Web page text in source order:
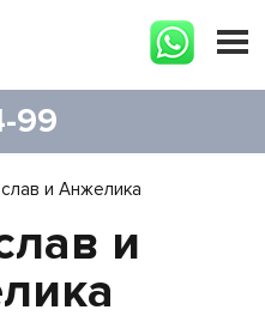
99
и Анжелика
и